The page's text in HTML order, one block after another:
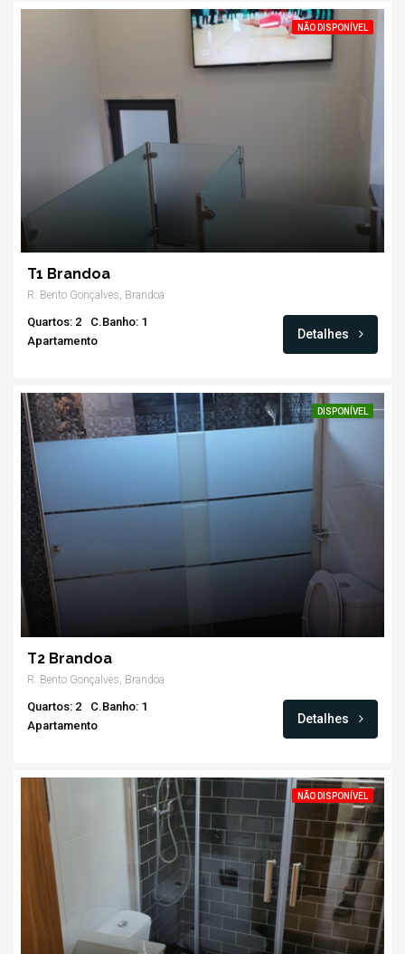
NÃO DISPONÍVEL
T1 Brandoa
R. Bento Gonçalves, Brandoa
Quartos: 2
C.Banho: 1
Apartamento
Detalhes
DISPONÍVEL
T2 Brandoa
R. Bento Gonçalves, Brandoa
Quartos: 2
C.Banho: 1
Apartamento
Detalhes
NÃO DISPONÍVEL